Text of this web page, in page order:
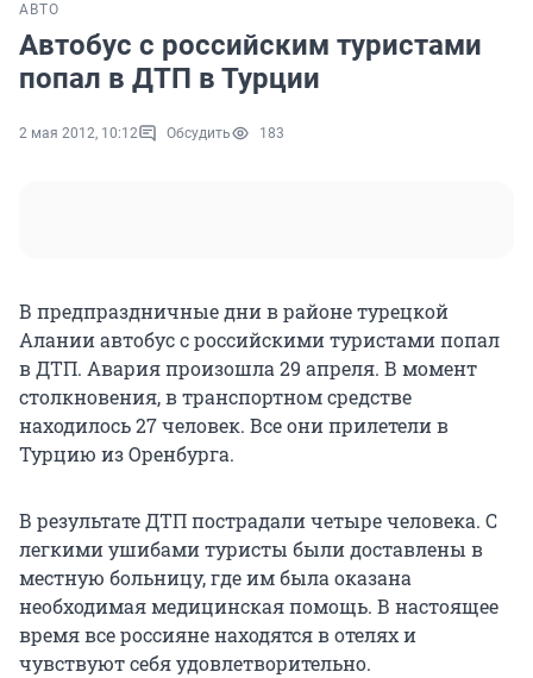
АВТО
Автобус с российским туристами
попал в ДТП в Турции
2 мая 2012, 10:12 Обсудить 183
В предпраздничные дни в районе турецкой
Алании автобус с российскими туристами попал
в ДТП. Авария произошла 29 апреля. В момент
столкновения, в транспортном средстве
находилось 27 человек. Все они прилетели в
Турцию из Оренбурга.
В результате ДТП пострадали четыре человека. С
легкими ушибами туристы были доставлены в
местную больницу, где им была оказана
необходимая медицинская помощь. В настоящее
время все россияне находятся в отелях и
чувствуют себя удовлетворительно.